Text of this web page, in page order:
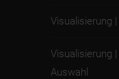
Visualisierung
Visualisierung
Auswahl